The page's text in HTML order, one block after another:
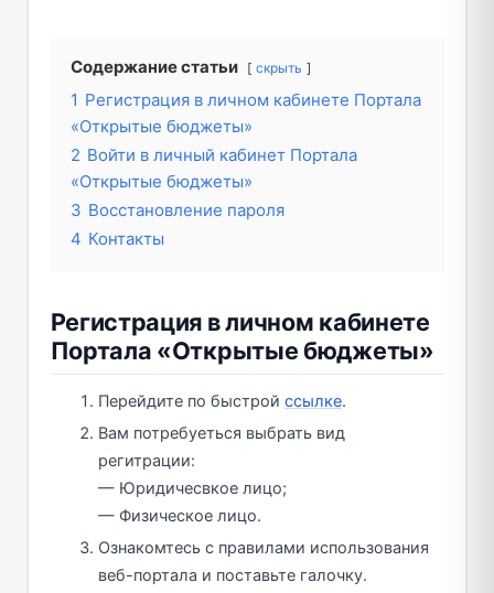
Содержание статьи скрыть
1 Регистрация в личном кабинете Портала
«Открытые бюджеты»
2 Войти в личный кабинет Портала
«Открытые бюджеты»
3 Восстановление пароля
4 Контакты
Регистрация в личном кабинете
Портала «Открытые бюджеты»
Перейдите по быстрой ссылке.
Вам потребуеться выбрать вид
регитрации:
— Юридичесвкое лицо;
— Физическое лицо.
Ознакомтесь с правилами использования
веб-портала и поставьте галочку.